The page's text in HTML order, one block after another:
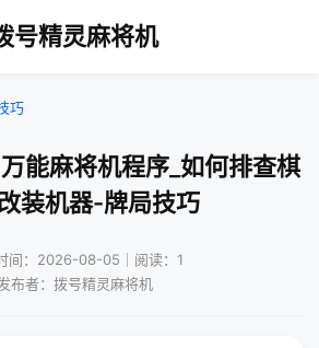
号精灵麻将机
巧
能麻将机程序_如何排查棋
装机器-牌局技巧
间：2026-08-05｜阅读：1
布者：拨号精灵麻将机